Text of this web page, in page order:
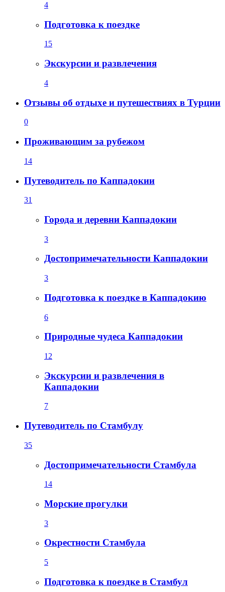
4
Подготовка к поездке
15
Экскурсии и развлечения
4
Отзывы об отдыхе и путешествиях в Турции
0
Проживающим за рубежом
14
Путеводитель по Каппадокии
31
Города и деревни Каппадокии
3
Достопримечательности Каппадокии
3
Подготовка к поездке в Каппадокию
6
Природные чудеса Каппадокии
12
Экскурсии и развлечения в
Каппадокии
7
Путеводитель по Стамбулу
35
Достопримечательности Стамбула
14
Морские прогулки
3
Окрестности Стамбула
5
Подготовка к поездке в Стамбул